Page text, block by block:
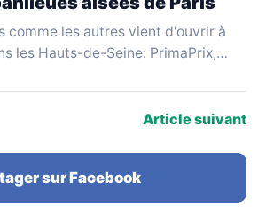
comme les autres vient d'ouvrir à
les Hauts-de-Seine: PrimaPrix,
Article suivant
sur Facebook